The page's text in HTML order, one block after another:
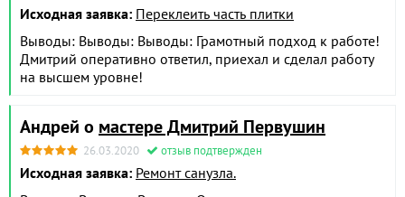
Исходная заявка: Переклеить часть плитки
Выводы: Выводы: Выводы: Грамотный подход к работе!
Дмитрий оперативно ответил, приехал и сделал работу
на высшем уровне!
Андрей о мастере Дмитрий Первушин
26.03.2020 отзыв подтвержден
Исходная заявка: Ремонт санузла.